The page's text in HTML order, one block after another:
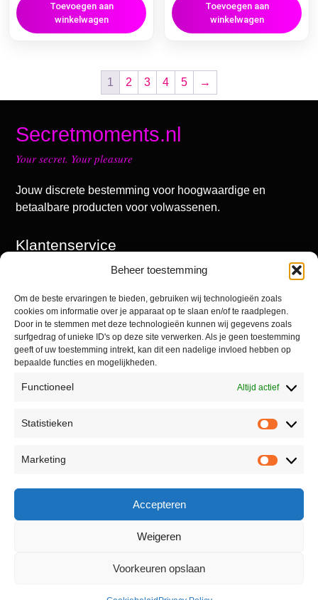
Beheer toestemming
Om de beste ervaringen te bieden, gebruiken wij technologieën zoals
cookies om informatie over je apparaat op te slaan en/of te raadplegen.
Door in te stemmen met deze technologieën kunnen wij gegevens zoals
surfgedrag of unieke ID's op deze site verwerken. Als je geen toestemming
geeft of uw toestemming intrekt, kan dit een nadelige invloed hebben op
bepaalde functies en mogelijkheden.
Functioneel Altijd actief
Statistieken
Marketing
Accepteren
Weigeren
Voorkeuren opslaan
Toevoegen aan
winkelwagen
Toevoegen aan
winkelwagen
1 2 3 4 5 →
Secretmoments.nl
Your secret. Your pleasure
Jouw discrete bestemming voor hoogwaardige en
betaalbare producten voor volwassenen.
Klantenservice
Winkel
Contact
Informatie
Privacyverklaring
© 2026 - Secret Moments | Powered by Webs en Systems